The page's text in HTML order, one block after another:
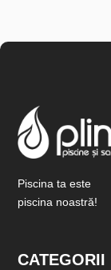
Piscina ta este
piscina noastră!
CATEGORII